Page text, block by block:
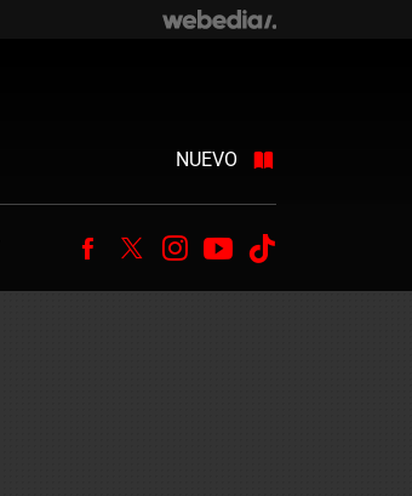
NUEVO
Facebook
TwitterInstagram
Youtube